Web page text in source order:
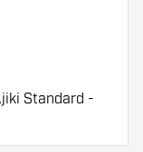
Standard -
Disse flights
Fit Shafts.